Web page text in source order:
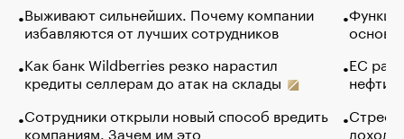
Выживают сильнейших. Почему компании
избавляются от лучших сотрудников
Как банк Wildberries резко нарастил
кредиты селлерам до атак на склады
Сотрудники открыли новый способ вредить
компаниям. Зачем им это
основ
ЕС
нефти